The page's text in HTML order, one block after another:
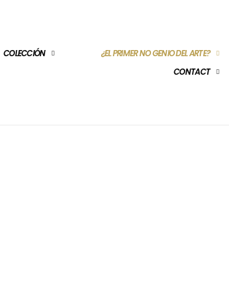
COLECCIÓN
¿EL PRIMER NO GENIO DEL ARTE?
CONTACT